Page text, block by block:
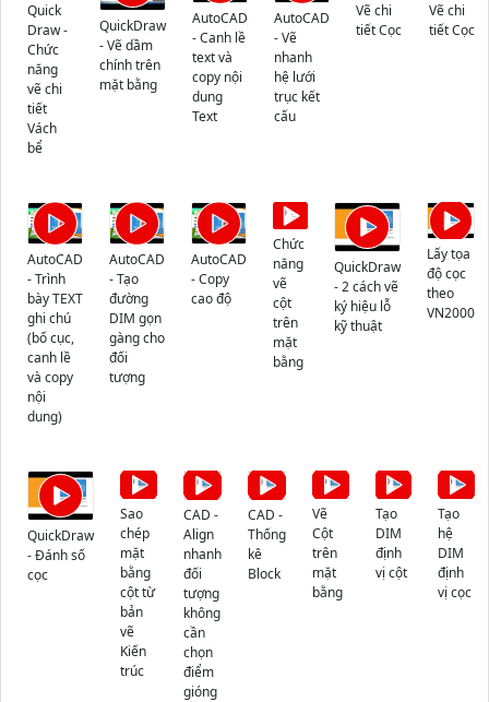
Quick
Draw -
Chức
năng
vẽ chi
tiết
Vách
bể
QuickDraw
- Vẽ dầm
chính trên
mặt bằng
AutoCAD
- Canh lề
text và
copy nội
dung
Text
AutoCAD
- Vẽ
nhanh
hệ lưới
trục kết
cấu
Vẽ chi
tiết Cọc
Vẽ chi
tiết Cọc
AutoCAD
- Trình
bày TEXT
ghi chú
(bố cục,
canh lề
và copy
nội
dung)
AutoCAD
- Tạo
đường
DIM gọn
gàng cho
đối
tượng
AutoCAD
- Copy
cao độ
Chức
năng
vẽ
cột
trên
mặt
bằng
QuickDraw
- 2 cách vẽ
ký hiệu lỗ
kỹ thuật
Lấy tọa
độ cọc
theo
VN2000
QuickDraw
- Đánh số
cọc
Sao
chép
mặt
bằng
cột từ
bản
vẽ
Kiến
trúc
CAD -
Align
nhanh
đối
tượng
không
cần
chọn
điểm
gióng
CAD -
Thống
kê
Block
Vẽ
Cột
trên
mặt
bằng
Tạo
DIM
định
vị cột
Tạo
hệ
DIM
định
vị cọc